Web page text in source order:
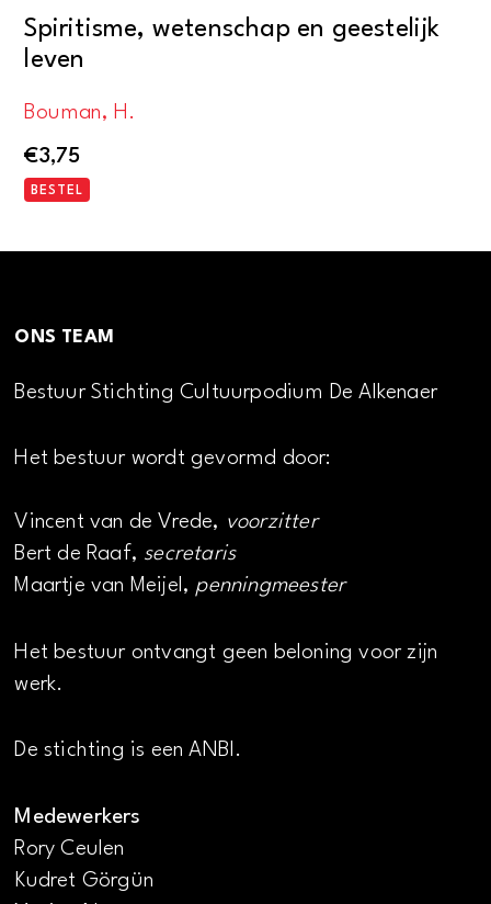
Spiritisme, wetenschap en geestelijk
leven
Bouman, H.
€3,75
BESTEL
ONS TEAM
Bestuur Stichting Cultuurpodium De Alkenaer
Het bestuur wordt gevormd door:
Vincent van de Vrede, voorzitter
Bert de Raaf, secretaris
Maartje van Meijel, penningmeester
Het bestuur ontvangt geen beloning voor zijn
werk.
De stichting is een ANBI.
Medewerkers
Rory Ceulen
Kudret Görgün